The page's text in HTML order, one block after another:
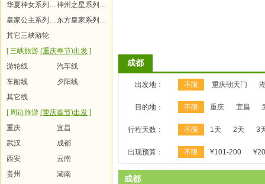
华夏神女系列游轮
神州之星系列游轮
皇家公主系列游轮
东方皇家系列游轮
其它三峡游轮
[ 三峡旅游 (重庆奉节)出发 ]
游轮线
汽车线
车船线
夕阳线
其它线
[ 周边旅游 (重庆奉节)出发 ]
重庆
宜昌
武汉
成都
西安
云南
贵州
湖南
成都
出发地： 不限 重庆朝天门
目的地： 不限 重庆 宜昌
行程天数： 不限 1天 2天 3
出现预算： 不限 ¥101-200
成都